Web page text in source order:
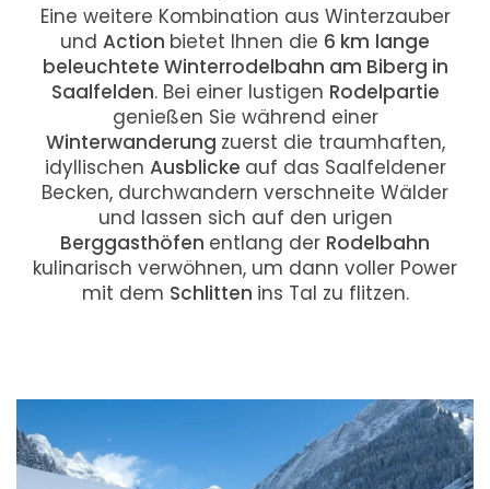
Eine weitere Kombination aus Winterzauber
und Action bietet Ihnen die 6 km lange
beleuchtete Winterrodelbahn am Biberg in
Saalfelden. Bei einer lustigen Rodelpartie
genießen Sie während einer
Winterwanderung zuerst die traumhaften,
idyllischen Ausblicke auf das Saalfeldener
Becken, durchwandern verschneite Wälder
und lassen sich auf den urigen
Berggasthöfen entlang der Rodelbahn
kulinarisch verwöhnen, um dann voller Power
mit dem Schlitten ins Tal zu flitzen.